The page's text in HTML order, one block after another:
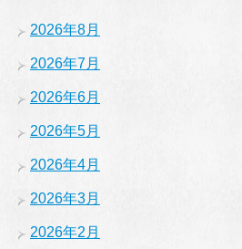
2026年8月
2026年7月
2026年6月
2026年5月
2026年4月
2026年3月
2026年2月